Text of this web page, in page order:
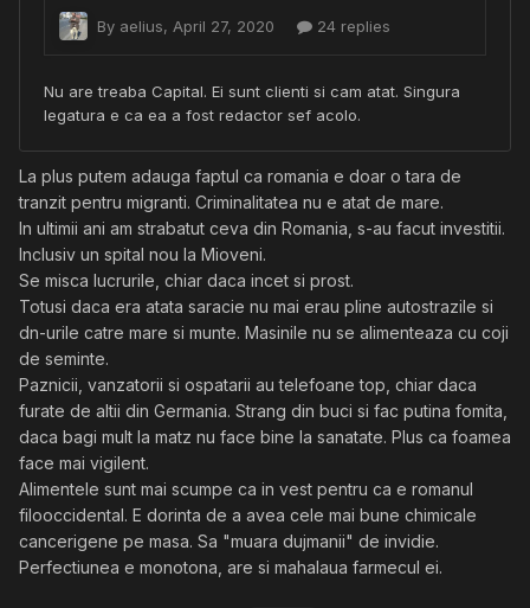
La plus putem adauga faptul ca romania e doar o tara de
tranzit pentru migranti. Criminalitatea nu e atat de mare.
In ultimii ani am strabatut ceva din Romania, s-au facut investitii.
Inclusiv un spital nou la Mioveni.
Se misca lucrurile, chiar daca incet si prost.
Totusi daca era atata saracie nu mai erau pline autostrazile si
dn-urile catre mare si munte. Masinile nu se alimenteaza cu coji
de seminte.
Paznicii, vanzatorii si ospatarii au telefoane top, chiar daca
furate de altii din Germania. Strang din buci si fac putina fomita,
daca bagi mult la matz nu face bine la sanatate. Plus ca foamea
face mai vigilent.
Alimentele sunt mai scumpe ca in vest pentru ca e romanul
filooccidental. E dorinta de a avea cele mai bune chimicale
cancerigene pe masa. Sa "muara dujmanii" de invidie.
Perfectiunea e monotona, are si mahalaua farmecul ei.